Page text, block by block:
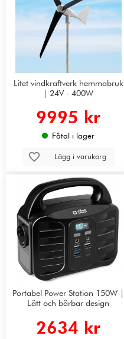
Litet vindkraftverk hemmabruk
| 24V - 400W
9995 kr
Fåtal i lager
Lägg i varukorg
Portabel Power Station 150W |
Lätt och bärbar design
2634 kr